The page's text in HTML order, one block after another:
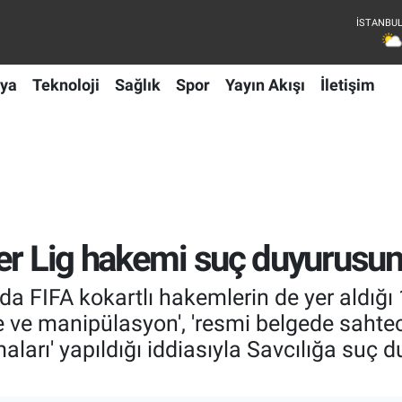
Teknoloji Sağlık Spor Yayın Akışı İletişim
Lig hakemi suç
FIFA kokartlı hakemlerin de yer
manipülasyon', 'resmi belgede
yapıldığı iddiasıyla Savcılığa suç